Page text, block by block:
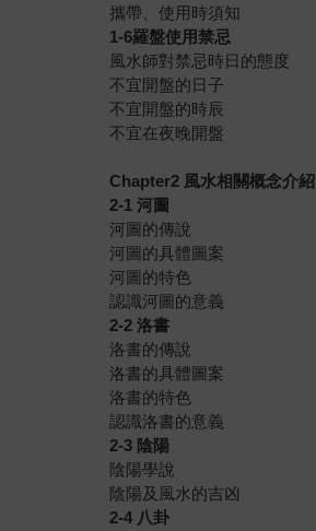
攜帶、使用時須知
1-6羅盤使用禁忌
風水師對禁忌時日的態度
不宜開盤的日子
不宜開盤的時辰
不宜在夜晚開盤
Chapter2 風水相關概念介紹
2-1 河圖
河圖的傳說
河圖的具體圖案
河圖的特色
認識河圖的意義
2-2 洛書
洛書的傳說
洛書的具體圖案
洛書的特色
認識洛書的意義
2-3 陰陽
陰陽學說
陰陽及風水的吉凶
2-4 八卦